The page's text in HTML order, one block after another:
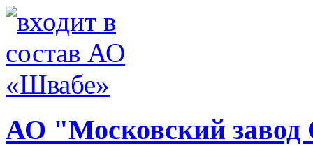
АО "Московский